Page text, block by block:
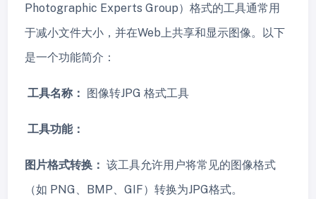
Photographic Experts Group）格式的工具通常用
于减小文件大小，并在Web上共享和显示图像。以下
是一个功能简介：
工具名称： 图像转JPG 格式工具
工具功能：
图片格式转换： 该工具允许用户将常见的图像格式
（如 PNG、BMP、GIF）转换为JPG格式。